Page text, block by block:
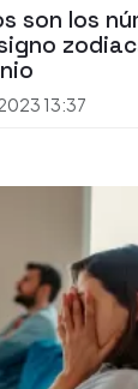
son los
13:37